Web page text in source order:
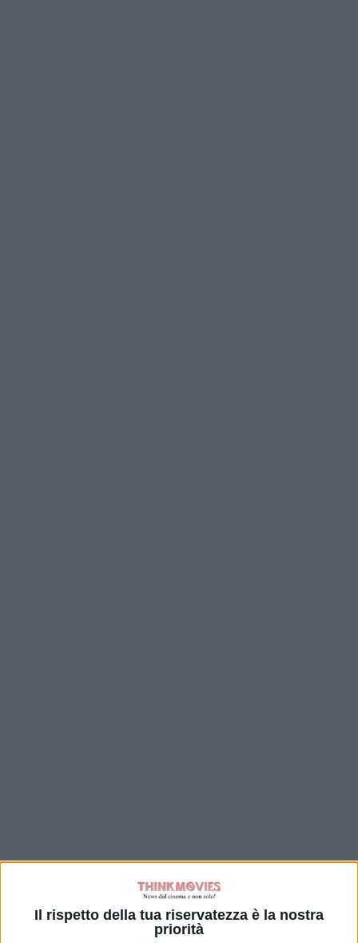
Il rispetto della tua riservatezza è la nostra
priorità